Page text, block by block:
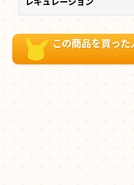
この商品を買っ